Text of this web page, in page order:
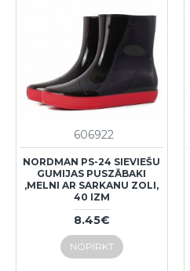
606922
NORDMAN PS-24 SIEVIEŠU
GUMIJAS PUSZĀBAKI
,MELNI AR SARKANU ZOLI,
40 IZM
8.45€
NOPIRKT